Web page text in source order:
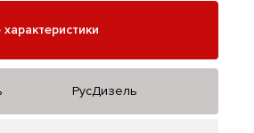
РусДизель